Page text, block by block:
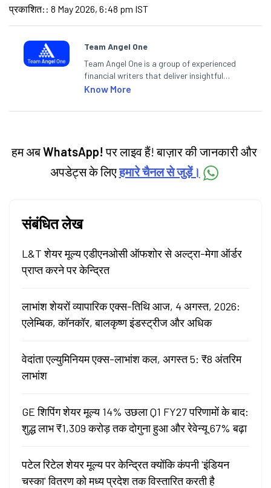
प्रकाशित: : 8 May 2026, 6:48 pm IST
Team Angel One
Team Angel One is a group of experienced
financial writers that deliver insightful
articles on the stock market, IPO, economy,
categories.
Know More
हम अबWhatsApp! पर लाइव हैं! बाज़ार की जानकारी और
अपडेट्स के लिएहमारे चैनल से जुड़ें।
संबंधित लेख
L&T शेयर मूल्य एडीएनओसी ऑफशोर से अल्ट्रा-मेगा ऑर्डर
प्राप्त करने पर केन्द्रित
लाभांश शेयरों व्यापारिक एक्स-तिथि आज, 4 अगस्त, 2026:
एलेम्बिक, कॉनकॉर, बालकृष्ण इंडस्ट्रीज और अधिक
वेदांता एल्युमिनियम एक्स-लाभांश कल, अगस्त 5: ₹8 अंतरिम
लाभांश
GE शिपिंग शेयर मूल्य 14% उछला Q1 FY27 परिणामों के बाद:
शुद्ध लाभ ₹1,309 करोड़ तक दोगुना हुआ और रेवेन्यू 67% बढ़ा
पटेल रिटेल शेयर मूल्य पर केन्द्रित क्योंकि कंपनी 'इंडियन
चस्का' वितरण को मध्य प्रदेश तक विस्तारित करती है